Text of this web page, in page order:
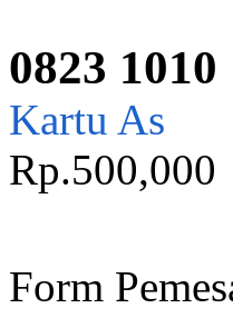
0823 1010
Kartu As
Rp.500,000
Form